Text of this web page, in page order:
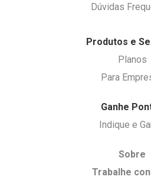
Dúvidas
Produtos e
Planos
Para
Ganhe
Indique e
Sobre
Trabalhe